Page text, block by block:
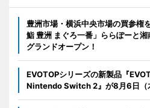
豊洲市場・横浜中央市場の買参権
鮨 豊洲 まぐろ一番」ららぽーと
グランドオープン！
EVOTOPシリーズの新製品『
Nintendo Switch 2』が8月6日（